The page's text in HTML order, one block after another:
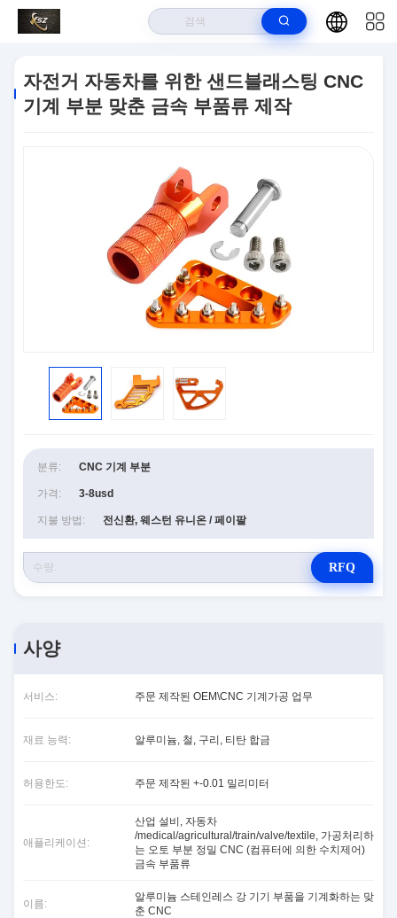
계 부분 맞춘 금속 부품류 제작
자전거 자동차를 위한 샌드블래스팅 CNC
기계 부분 맞춘 금속 부품류 제작
분류: CNC 기계 부분
가격: 3-8usd
지불 방법: 전신환, 웨스턴 유니온 / 페이팔
RFQ
사양
서비스: 주문 제작된 OEM\CNC 기계가공 업무
재료 능력: 알루미늄, 철, 구리, 티탄 합금
허용한도: 주문 제작된 +-0.01 밀리미터
애플리케이션:
산업 설비, 자동차
/medical/agricultural/train/valve/textile, 가공처리하
는 오토 부분 정밀 CNC (컴퓨터에 의한 수치제어)
금속 부품류
이름:
알루미늄 스테인레스 강 기기 부품을 기계화하는 맞
춘 CNC